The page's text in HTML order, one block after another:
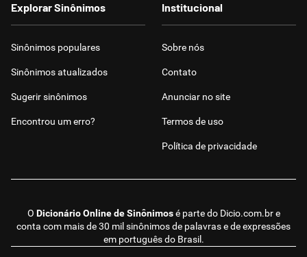
O Dicionário Online de Sinônimosé parte do Dicio.com.bre
conta com mais de 30 mil sinônimos de palavras e de expressões
em português do Brasil.
Explorar Sinônimos
Sinônimos populares
Sinônimos atualizados
Sugerir sinônimos
Encontrou um erro?
Institucional
Sobre nós
Contato
Anunciar no site
Termos de uso
Política de privacidade